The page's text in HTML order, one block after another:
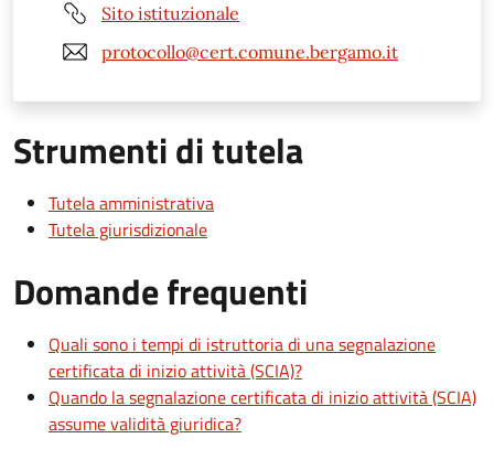
Sito istituzionale
protocollo@cert.comune.bergamo.it
Strumenti di tutela
Tutela amministrativa
Tutela giurisdizionale
Domande frequenti
Quali sono i tempi di istruttoria di una segnalazione
certificata di inizio attività (SCIA)?
Quando la segnalazione certificata di inizio attività (SCIA)
assume validità giuridica?